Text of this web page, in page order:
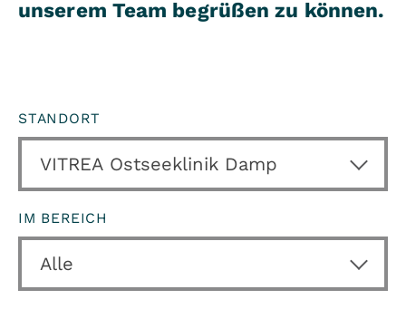
unserem Team begrüßen zu können.
STANDORT
IM BEREICH